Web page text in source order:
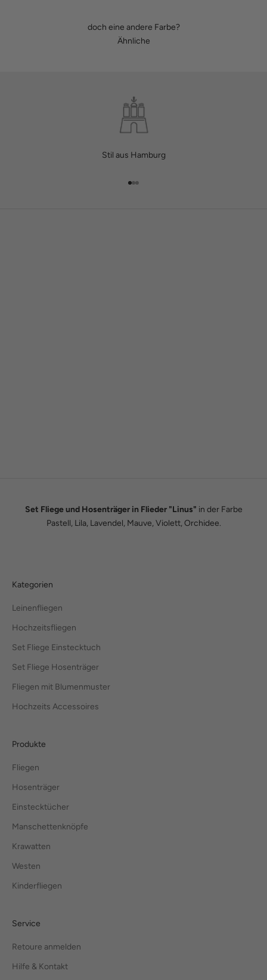
doch eine andere Farbe?
Ähnliche
Stil aus Hamburg
Gehe zu Element 1
Gehe zu Element 2
Gehe zu Element 3
Set Fliege und Hosenträger in Flieder "Linus" in der Farbe
Pastell, Lila, Lavendel, Mauve, Violett, Orchidee.
Kategorien
Leinenfliegen
Hochzeitsfliegen
Set Fliege Einstecktuch
Set Fliege Hosenträger
Fliegen mit Blumenmuster
Hochzeits Accessoires
Produkte
Fliegen
Hosenträger
Einstecktücher
Manschettenknöpfe
Krawatten
Westen
Kinderfliegen
Service
Retoure anmelden
Hilfe & Kontakt